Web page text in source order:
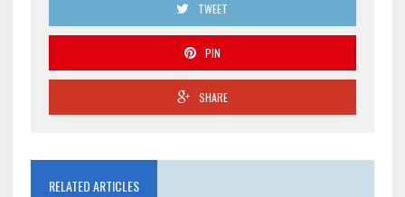
TWEET
PIN
SHARE
RELATED ARTICLES